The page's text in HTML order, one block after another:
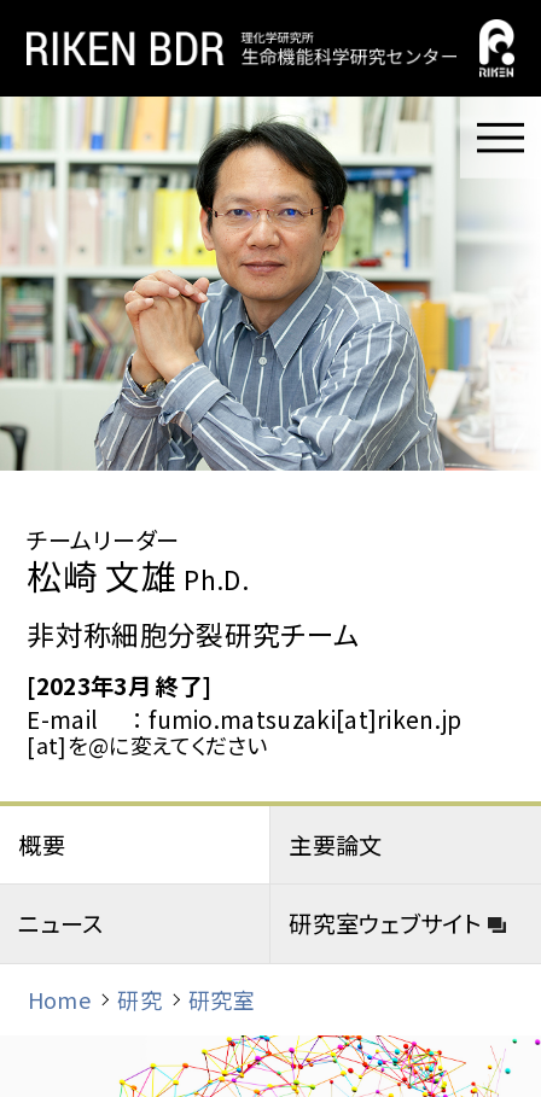
チームリーダー
松崎 文雄 Ph.D.
非対称細胞分裂研究チーム
[2023年3月 終了]
E-mail
fumio.matsuzaki[at]riken.jp
[at]を@に変えてください
概要 主要論文
ニュース 研究室ウェブサイト
Home 研究 研究室